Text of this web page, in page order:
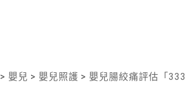
> 嬰兒 > 嬰兒照護 > 嬰兒腸絞痛評估「333